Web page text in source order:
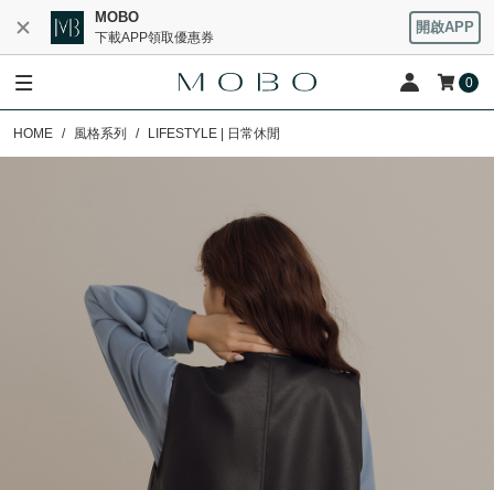
MOBO
下載APP領取優惠券
開啟APP
0
HOME 風格系列 LIFESTYLE | 日常休閒